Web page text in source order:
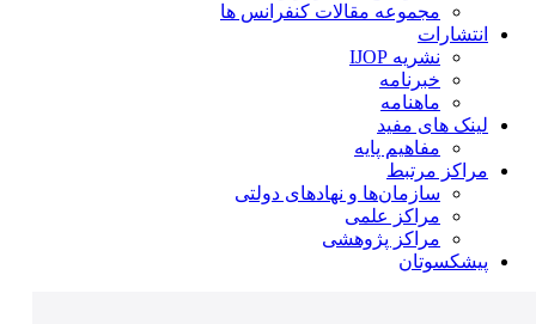
مجموعه مقالات کنفرانس ها
انتشارات
نشریه IJOP
خبرنامه
ماهنامه
لینک های مفید
مفاهیم پایه
مراکز مرتبط
سازمان‌ها و نهادهای دولتی
مراکز علمی
مراکز پژوهشی
پیشکسوتان